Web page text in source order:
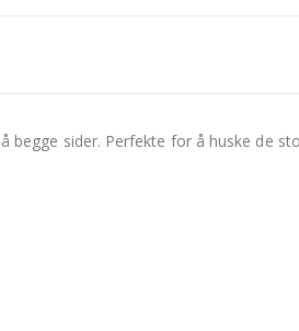
begge sider. Perfekte for å huske de